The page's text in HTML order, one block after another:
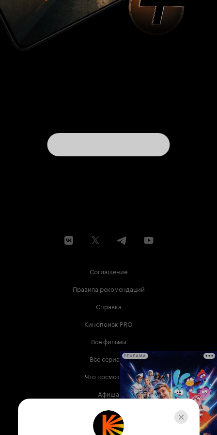
Соглашение
Правила рекомендаций
Справка
Кинопоиск PRO
Все фильмы
Все сериалы
Что посмотреть
Афиша
Музыка
Телепрограмма
РЕКЛАМА